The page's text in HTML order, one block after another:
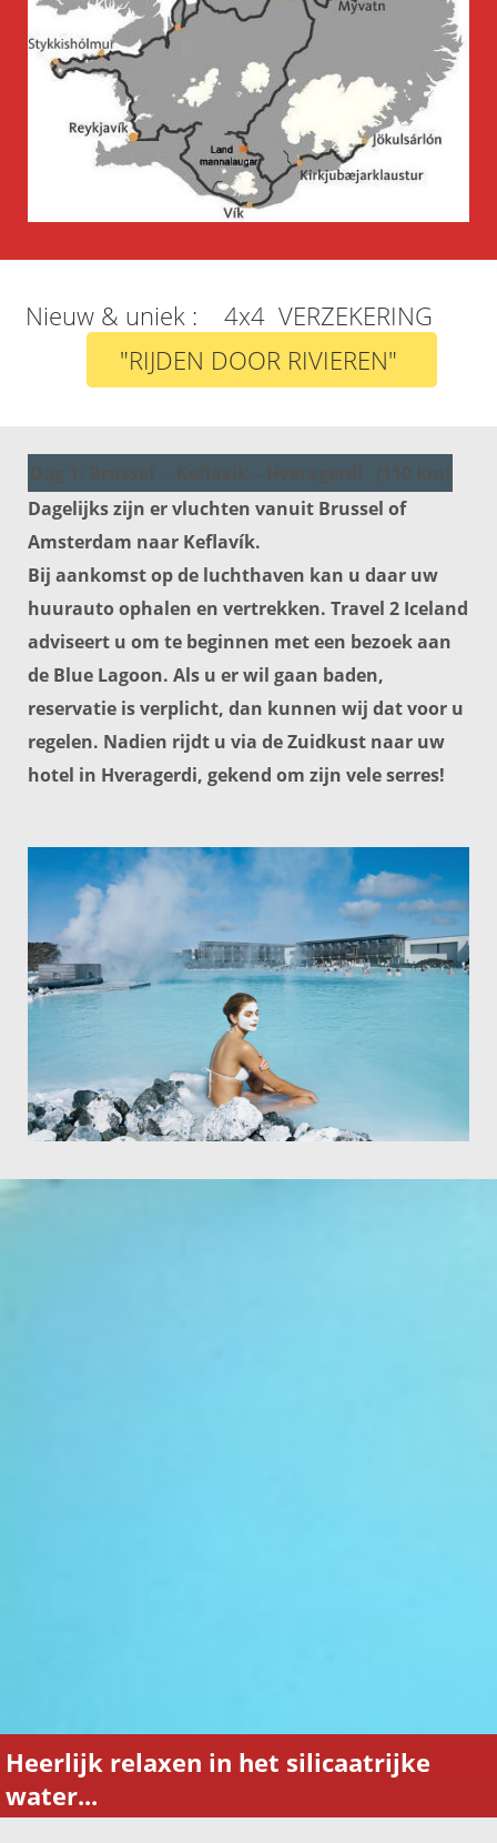
Nieuw & uniek : 4x4 VERZEKERING
"RIJDEN DOOR RIVIEREN"
Dagelijks zijn er vluchten vanuit Brussel of
Amsterdam naar Keflavík.
Bij aankomst op de luchthaven kan u daar uw
huurauto ophalen en vertrekken. Travel 2 Iceland
adviseert u om te beginnen met een bezoek aan
de Blue Lagoon. Als u er wil gaan baden,
reservatie is verplicht, dan kunnen wij dat voor u
regelen. Nadien rijdt u via de Zuidkust naar uw
hotel in Hveragerdi, gekend om zijn vele serres!
Heerlijk relaxen in het silicaatrijke
water...